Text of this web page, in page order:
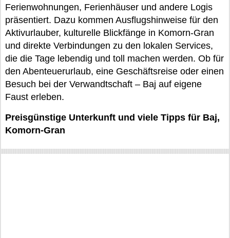
Ferienwohnungen, Ferienhäuser und andere Logis
präsentiert. Dazu kommen Ausflugshinweise für den
Aktivurlauber, kulturelle Blickfänge in Komorn-Gran
und direkte Verbindungen zu den lokalen Services,
die die Tage lebendig und toll machen werden. Ob für
den Abenteuerurlaub, eine Geschäftsreise oder einen
Besuch bei der Verwandtschaft – Baj auf eigene
Faust erleben.
Preisgünstige Unterkunft und viele Tipps für Baj,
Komorn-Gran